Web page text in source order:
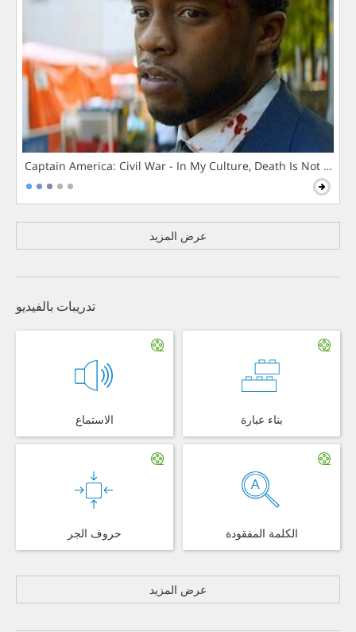
Captain America: Civil War - In My Culture, Death Is Not The
عرض المزيد
تدريبات بالفيديو
الاستماع بناء عبارة
حروف الجر الكلمة المفقودة
عرض المزيد